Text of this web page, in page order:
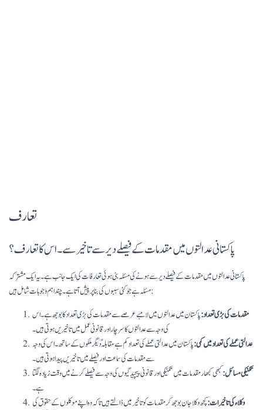
تعارف
پاکستانی عدالتوں میں مقدمات کے فیصلے دیر سے تاخیر سے۔ اس کا تعارف؟
پاکستانی عدالتوں میں مقدمات کے فیصلے دیر سے ہونے کی مسئلہ بنی ہوئی تعارفات کی ایک جانب ہے۔ یہ ایک مشترکہ
مسئلہ ہے جو کئی سببوں کی بنا پر پیش آتا ہے۔ چند اہم وجوہات شامل ہیں:
مقدمات کی بڑی تعداد:پاکستان میں عدالتوں میں لامبے عرصے سے مقدمات کی بڑی تعداد کا بوجھ ہے۔ اس
کی وجہ سے عدالتوں کا سرچار اور قانونی عمل میں تاخیریں ہوتی ہیں۔
عدالتی عملے کی تعداد میں کمی:پاکستان میں عدالتی عملے کی تعداد کم ہے مقابلہً دیگر ملکوں کے ساتھ۔ اس کی وجہ
سے مقدمات کی سماعت اور فیصلے میں تاخیریں پیدا ہوتی ہیں۔
تکنیکی مسائل: کبھی کبھار مقدمات میں تکنیکی اور قانونی پیچیدگیوں کی وجہ سے فیصلے کرنے میں وقت زیادہ لگتا
ہے۔
وکلاء کی تاخیرات:کچھ وکلا جان بوجھ کر مقدمات کو تاخیر میں ڈالتے ہیں تاکہ وہ اپنے موکلوں کے حقوق کی